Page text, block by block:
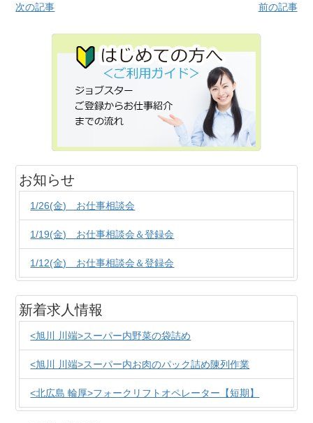
次の記事 前の記事
お知らせ
1/26(金) お仕事相談会
1/19(金) お仕事相談会＆登録会
1/12(金) お仕事相談会＆登録会
新着求人情報
<旭川 川端>スーパー内野菜の袋詰め
<旭川 川端>スーパー内お肉のパック詰め陳列作業
<北広島 輪厚>フォークリフトオペレーター【短期】